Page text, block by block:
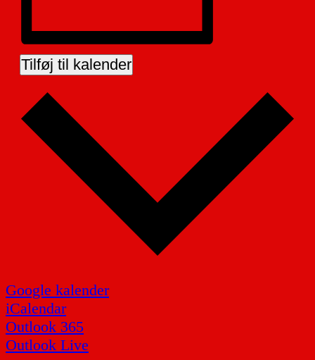
Tilføj til kalender
Google kalender
iCalendar
Outlook 365
Outlook Live